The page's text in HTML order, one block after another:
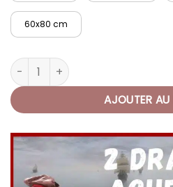
60x80 cm
quantité de Tableau Pirate Art
AJOUTER AU